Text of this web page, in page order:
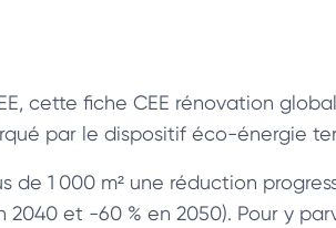
cette fiche CEE rénovation
par le dispositif éco-énergie
1 000 m² une réduction
2040 et -60 % en 2050). Pour y